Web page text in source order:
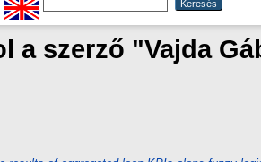
a szerző "Vajda